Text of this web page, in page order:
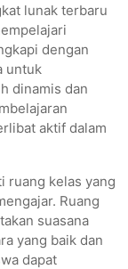
lunak terbaru
dengan
untuk
dinamis dan
aktif dalam
ruang kelas yang
Ruang
suasana
yang baik dan
dapat